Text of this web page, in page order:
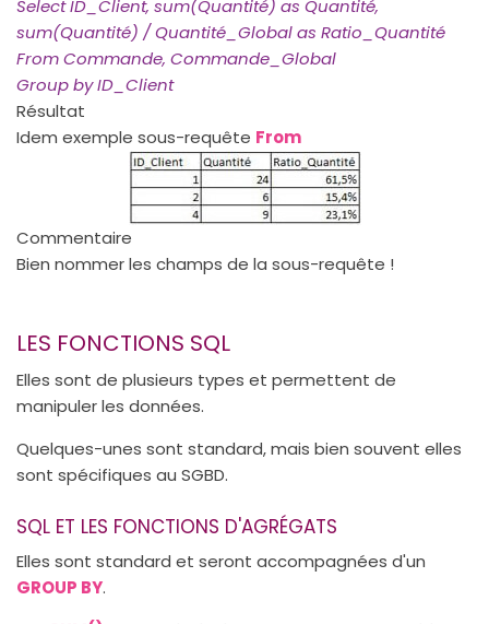
Select ID_Client, sum(Quantité) as Quantité,
sum(Quantité) / Quantité_Global as Ratio_Quantité
From Commande, Commande_Global
Group by ID_Client
Résultat
Idem exemple sous-requête From
Commentaire
Bien nommer les champs de la sous-requête !
LES FONCTIONS SQL
Elles sont de plusieurs types et permettent de
manipuler les données.
Quelques-unes sont standard, mais bien souvent elles
sont spécifiques au SGBD.
SQL ET LES FONCTIONS D'AGRÉGATS
Elles sont standard et seront accompagnées d'un
GROUP BY.